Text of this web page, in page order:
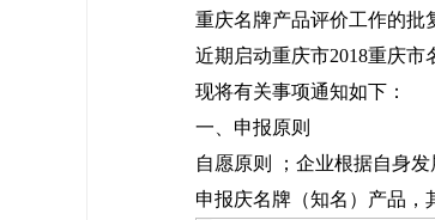
重庆名牌产品评价工作的批
近期启动重庆市2018重庆市
现将有关事项通知如下：
一、申报原则
自愿原则 ；企业根据自身
申报庆名牌（知名）产品，